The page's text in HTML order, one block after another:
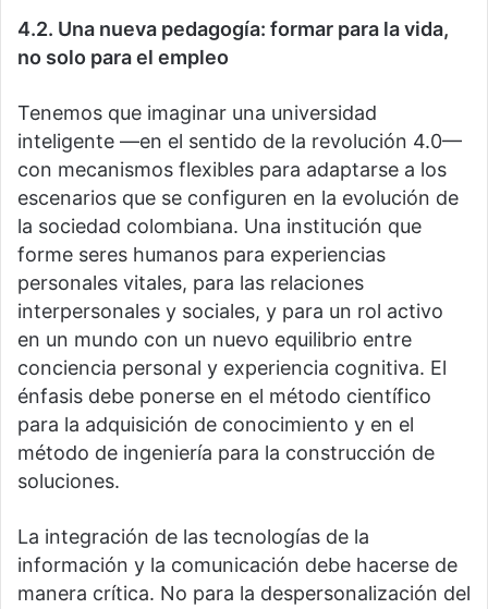
4.2. Una nueva pedagogía: formar para la vida,
no solo para el empleo
Tenemos que imaginar una universidad
inteligente —en el sentido de la revolución 4.0—
con mecanismos flexibles para adaptarse a los
escenarios que se configuren en la evolución de
la sociedad colombiana. Una institución que
forme seres humanos para experiencias
personales vitales, para las relaciones
interpersonales y sociales, y para un rol activo
en un mundo con un nuevo equilibrio entre
conciencia personal y experiencia cognitiva. El
énfasis debe ponerse en el método científico
para la adquisición de conocimiento y en el
método de ingeniería para la construcción de
soluciones.
La integración de las tecnologías de la
información y la comunicación debe hacerse de
manera crítica. No para la despersonalización del